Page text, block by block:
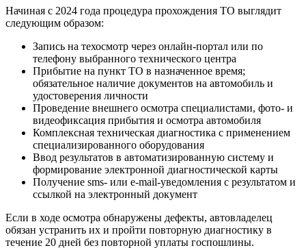
Начиная с 2024 года процедура прохождения ТО выглядит
следующим образом:
Запись на техосмотр через онлайн-портал или по
телефону выбранного технического центра
Прибытие на пункт ТО в назначенное время;
обязательное наличие документов на автомобиль и
удостоверения личности
Проведение внешнего осмотра специалистами, фото- и
видеофиксация прибытия и осмотра автомобиля
Комплексная техническая диагностика с применением
специализированного оборудования
Ввод результатов в автоматизированную систему и
формирование электронной диагностической карты
Получение sms- или e-mail-уведомления с результатом и
ссылкой на электронный документ
Если в ходе осмотра обнаружены дефекты, автовладелец
обязан устранить их и пройти повторную диагностику в
течение 20 дней без повторной уплаты госпошлины.